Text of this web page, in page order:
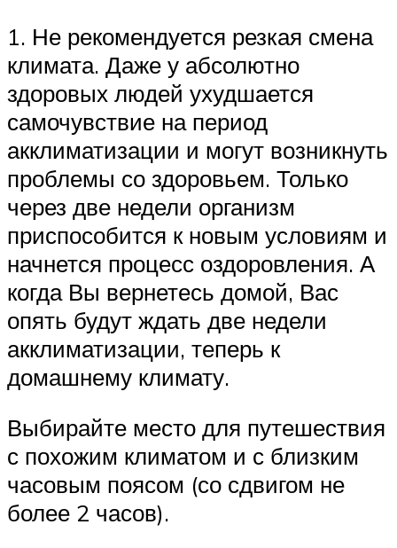
1. Не рекомендуется резкая смена
климата. Даже у абсолютно
здоровых людей ухудшается
самочувствие на период
акклиматизации и могут возникнуть
проблемы со здоровьем. Только
через две недели организм
приспособится к новым условиям и
начнется процесс оздоровления. А
когда Вы вернетесь домой, Вас
опять будут ждать две недели
акклиматизации, теперь к
домашнему климату.
Выбирайте место для путешествия
с похожим климатом и с близким
часовым поясом (со сдвигом не
более 2 часов).